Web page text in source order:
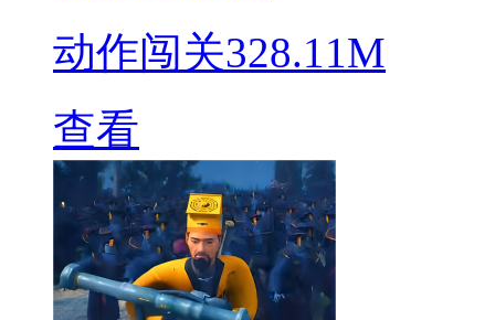
动作闯关328.11M
查看